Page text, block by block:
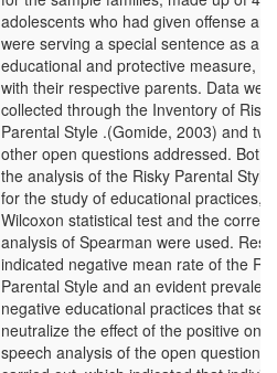
adolescents who had given offense and
were serving a special sentence as a
educational and protective measure,
with their respective parents. Data were
collected through the Inventory of Risky
Parental Style .(Gomide, 2003) and two
other open questions addressed. Both
the analysis of the Risky Parental Style
for the study of educational practices,
Wilcoxon statistical test and the
analysis of Spearman were used.
indicated negative mean rate of the
Parental Style and an evident
negative educational practices that
neutralize the effect of the positive
speech analysis of the open questions